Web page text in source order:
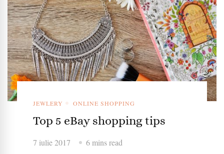
JEWLERY ONLINE SHOPPING
Top 5 eBay shopping tips
7 iulie 2017 6 mins read